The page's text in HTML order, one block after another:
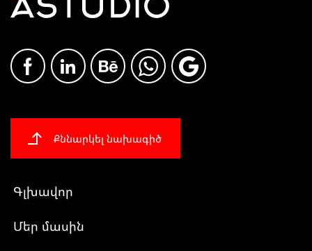
Քննարկել նախագիծ
Գլխավոր
Մեր մասին